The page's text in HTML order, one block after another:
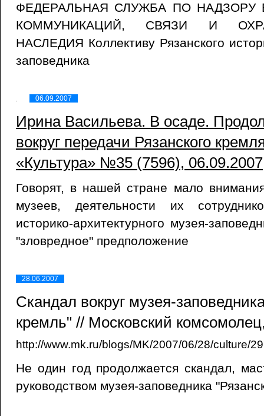
ФЕДЕРАЛЬНАЯ СЛУЖБА ПО
КОММУНИКАЦИЙ, СВЯЗИ И
НАСЛЕДИЯ Коллективу Рязанского
заповедника
06.09.2007
Ирина Васильева. В осаде.
вокруг передачи Рязанского
«Культура» №35 (7596), 06.09.2007
Говорят, в нашей стране мало
музеев, деятельности их
историко-архитектурного музея-
"зловредное" предположение
28.06.2007
Скандал вокруг музея-
кремль" // Московский
http://www.mk.ru/blogs/MK/2007/06/28/culture/
Не один год продолжается скандал,
руководством музея-заповедника